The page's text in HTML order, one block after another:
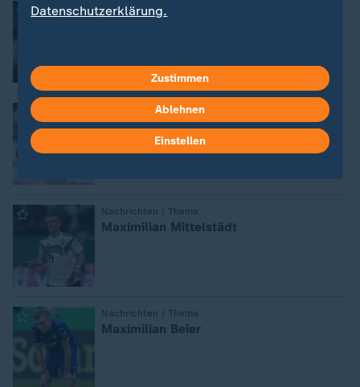
Nachrichten | Thema
Antonio Rüdiger
Nachrichten | Thema
David Raum
Nachrichten | Thema
Maximilian Mittelstädt
Nachrichten | Thema
:
Maximilian Beier
Datenschutzerklärung.
Zustimmen
Ablehnen
Einstellen